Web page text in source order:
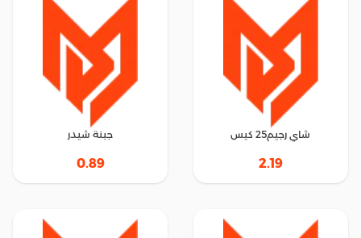
شاي رجيم25 كيس
2.19
جبنة شيدر
0.89